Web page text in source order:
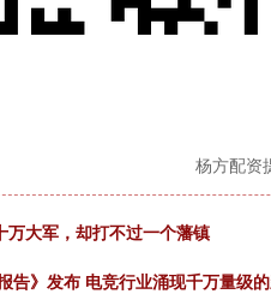
杨方配资
大军，却打不过一个藩镇
告》发布 电竞行业涌现千万量级